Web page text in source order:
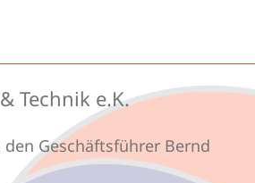
Technik e.K.
Geschäftsführer Bernd